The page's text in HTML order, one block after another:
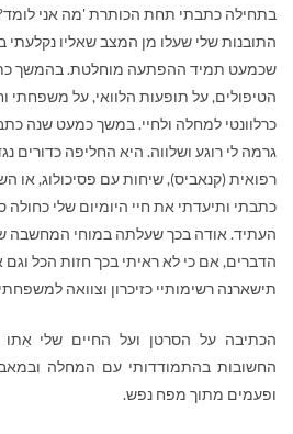
בתחילה כתבתי תחת הכותרת 'מה אני
התובנות שלי שעלו מן המצב שאליו
שכמעט תמיד ההפתעה מוחלטת. בהמשך
הטיפולים, על תופעות הלוואי, על משפחתי
כרלוונטי למחלה ולחיי. במשך כמעט שנה
גרמה לי רוגע ושלווה. היא החליפה כדורים
רפואית (קנאביס), שיחות עם פסיכולוג, או
כתבתי ותיעדתי את חיי היומיום שלי כחולה
העתיד. אודה בכך שעלתה במוחי המחשבה
הדברים, אם כי לא ראיתי בכך חזות הכל
תישארנה רשימותיי כזיכרון וצוואה
הכתיבה על הסרטן ועל החיים שלי
החשובות בהתמודדותי עם המחלה
ופעמים מתוך מפח נפש.